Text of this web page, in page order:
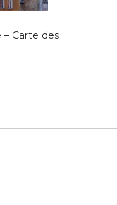
Carte des